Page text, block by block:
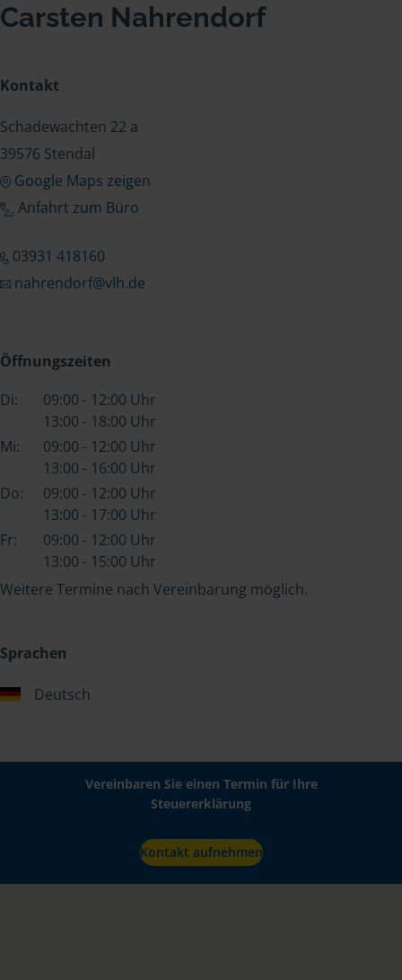
Carsten Nahrendorf
Kontakt
Schadewachten 22 a
39576 Stendal
Google Maps zeigen
Anfahrt zum Büro
03931 418160
nahrendorf@vlh.de
Öffnungszeiten
Di:
09:00 - 12:00 Uhr
13:00 - 18:00 Uhr
Mi:
09:00 - 12:00 Uhr
13:00 - 16:00 Uhr
Do:
09:00 - 12:00 Uhr
13:00 - 17:00 Uhr
Fr:
09:00 - 12:00 Uhr
13:00 - 15:00 Uhr
Weitere Termine nach Vereinbarung möglich.
Sprachen
Deutsch
Vereinbaren Sie einen Termin für Ihre
Steuererklärung
Kontakt aufnehmen